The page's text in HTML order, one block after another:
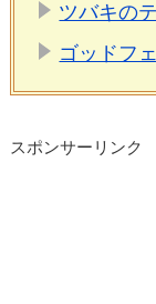
ツバキの
ゴッドフ
スポンサーリンク